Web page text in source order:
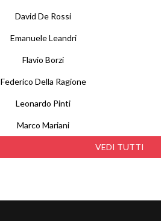
VEDI TUTTI
David De Rossi
Emanuele Leandri
Flavio Borzi
Federico Della Ragione
Leonardo Pinti
Marco Mariani